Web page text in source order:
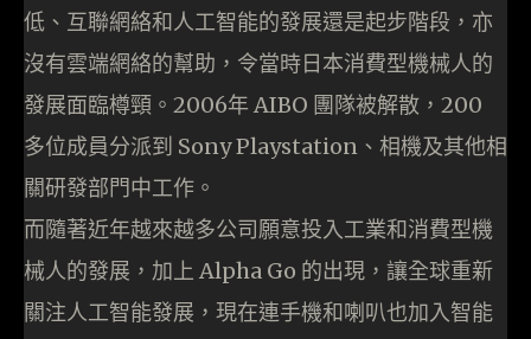
低、互聯網絡和人工智能的發展還是起步階段，亦
沒有雲端網絡的幫助，令當時日本消費型機械人的
發展面臨樽頸。2006年 AIBO 團隊被解散，200
多位成員分派到 Sony Playstation、相機及其他相
關研發部門中工作。
而隨著近年越來越多公司願意投入工業和消費型機
械人的發展，加上 Alpha Go 的出現，讓全球重新
關注人工智能發展，現在連手機和喇叭也加入智能